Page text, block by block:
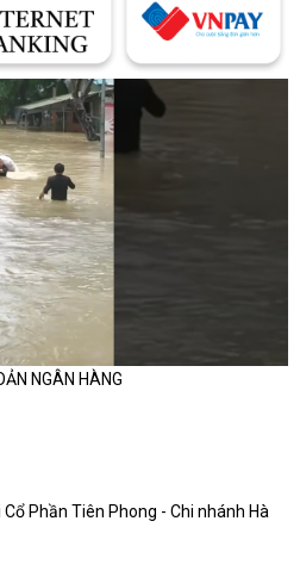
máy tính bảng
phẩm khác nhau, và dưới đây là một
bảng iPad chính:
sản phẩm cơ bản và giá cả phải chăng
Pencil (phiên bản thế hệ mới) và cung
NGÂN HÀNG
Phần Tiên Phong - Chi nhánh Hà